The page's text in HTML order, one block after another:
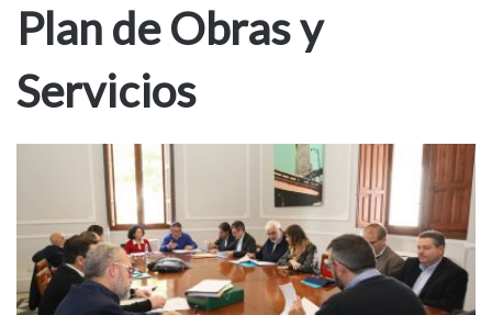
Plan de Obras y
Servicios